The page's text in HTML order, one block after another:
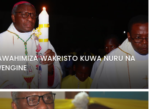
WAKRISTO KUWA NURU NA